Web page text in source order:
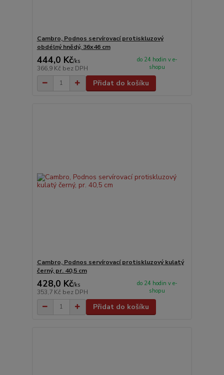
Cambro, Podnos servírovací protiskluzový
obdélný hnědý, 36x46 cm
444,0 Kč/ks
366,9 Kč bez DPH
do 24 hodin v e-
shopu
Přidat do košíku
Cambro, Podnos servírovací protiskluzový kulatý
černý, pr. 40,5 cm
428,0 Kč/ks
353,7 Kč bez DPH
do 24 hodin v e-
shopu
Přidat do košíku